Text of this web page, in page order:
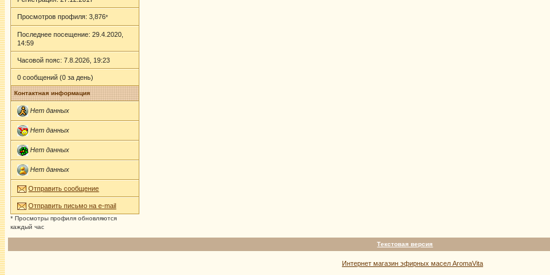
Просмотров профиля: 3,876*
Последнее посещение: 29.4.2020,
14:59
Часовой пояс: 7.8.2026, 19:23
0 сообщений (0 за день)
Контактная информация
Нет данных
Нет данных
Нет данных
Нет данных
Отправить сообщение
Отправить письмо на e-mail
* Просмотры профиля обновляются
каждый час
Текстовая версия
Интернет магазин эфирных масел AromaVita